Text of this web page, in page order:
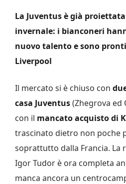
La Juventus è già
invernale: i bianconeri
nuovo talento e sono
Liverpool
Il mercato si è chiuso con
casa Juventus(Zhegrova ed
con il mancato acquisto di
trascinato dietro non poche
soprattutto dalla Francia. La
Igor Tudor è ora completa
manca ancora un